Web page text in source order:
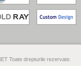
Toate drepturile rezervate.